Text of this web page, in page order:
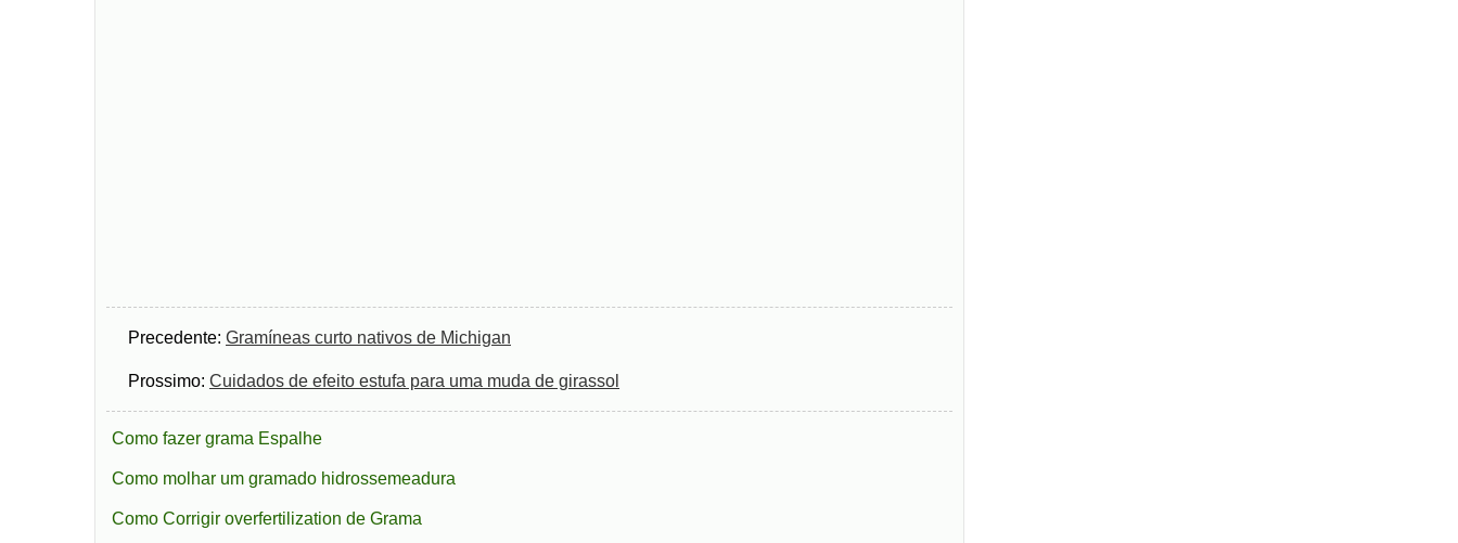
Precedente: Gramíneas curto nativos de Michigan
Prossimo: Cuidados de efeito estufa para uma muda de girassol
Como fazer grama Espalhe
Como molhar um gramado hidrossemeadura
Como Corrigir overfertilization de Grama